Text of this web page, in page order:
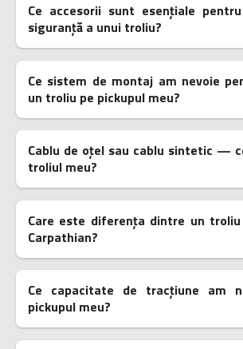
Ce accesorii sunt esențiale
siguranță a unui troliu?
Ce sistem de montaj am nevoie
un troliu pe pickupul meu?
Cablu de oțel sau cablu sintetic —
troliul meu?
Care este diferența dintre un
Carpathian?
Ce capacitate de tracțiune am
pickupul meu?